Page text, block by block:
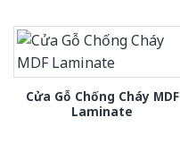
Cửa Gỗ Chống Cháy MDF
Laminate